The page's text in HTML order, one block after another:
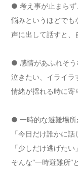
● 考え事が止まら
悩みというほどでも
声に出して話すと、
● 感情があふれそう
泣きたい、イライラ
情緒が揺れる時に寄
● 一時的な避難場所
「今日だけ誰かに話
「少しだけ逃げたい」
そんな“一時避難所”